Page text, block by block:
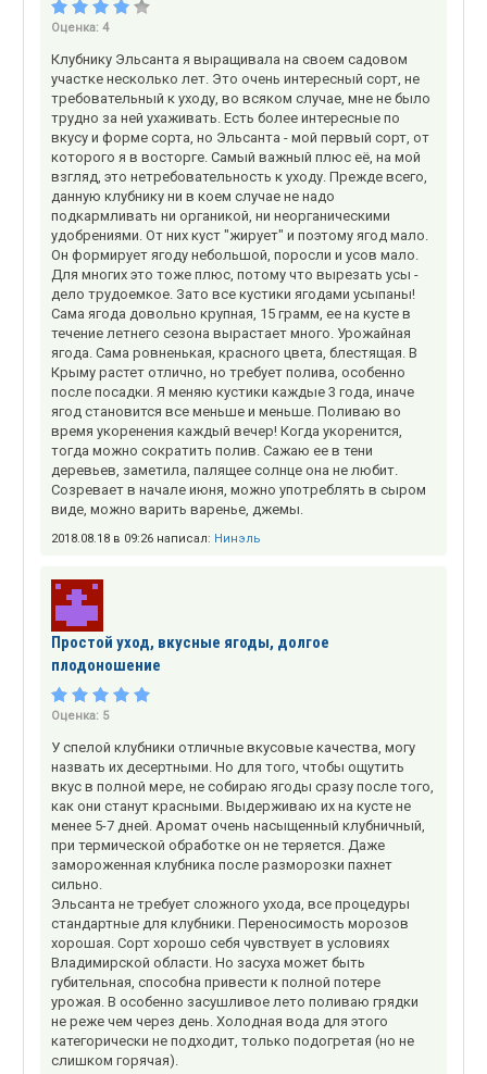
Оценка: 4
Клубнику Эльсанта я выращивала на своем садовом
участке несколько лет. Это очень интересный сорт, не
требовательный к уходу, во всяком случае, мне не было
трудно за ней ухаживать. Есть более интересные по
вкусу и форме сорта, но Эльсанта - мой первый сорт, от
которого я в восторге. Самый важный плюс её, на мой
взгляд, это нетребовательность к уходу. Прежде всего,
данную клубнику ни в коем случае не надо
подкармливать ни органикой, ни неорганическими
удобрениями. От них куст "жирует" и поэтому ягод мало.
Он формирует ягоду небольшой, поросли и усов мало.
Для многих это тоже плюс, потому что вырезать усы -
дело трудоемкое. Зато все кустики ягодами усыпаны!
Сама ягода довольно крупная, 15 грамм, ее на кусте в
течение летнего сезона вырастает много. Урожайная
ягода. Сама ровненькая, красного цвета, блестящая. В
Крыму растет отлично, но требует полива, особенно
после посадки. Я меняю кустики каждые 3 года, иначе
ягод становится все меньше и меньше. Поливаю во
время укоренения каждый вечер! Когда укоренится,
тогда можно сократить полив. Сажаю ее в тени
деревьев, заметила, палящее солнце она не любит.
Созревает в начале июня, можно употреблять в сыром
виде, можно варить варенье, джемы.
2018.08.18 в 09:26 написал: Нинэль
Простой уход, вкусные ягоды, долгое
плодоношение
Оценка: 5
У спелой клубники отличные вкусовые качества, могу
назвать их десертными. Но для того, чтобы ощутить
вкус в полной мере, не собираю ягоды сразу после того,
как они станут красными. Выдерживаю их на кусте не
менее 5-7 дней. Аромат очень насыщенный клубничный,
при термической обработке он не теряется. Даже
замороженная клубника после разморозки пахнет
сильно.
Эльсанта не требует сложного ухода, все процедуры
стандартные для клубники. Переносимость морозов
хорошая. Сорт хорошо себя чувствует в условиях
Владимирской области. Но засуха может быть
губительная, способна привести к полной потере
урожая. В особенно засушливое лето поливаю грядки
не реже чем через день. Холодная вода для этого
категорически не подходит, только подогретая (но не
слишком горячая).